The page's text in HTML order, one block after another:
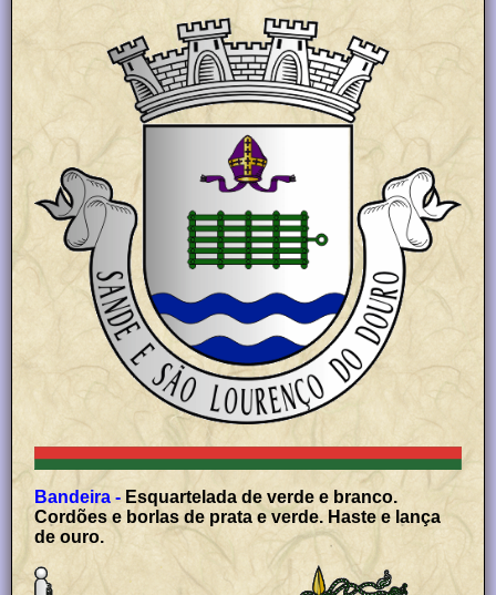
Bandeira - Esquartelada de verde e branco.
Cordões e borlas de prata e verde. Haste e lança
de ouro.